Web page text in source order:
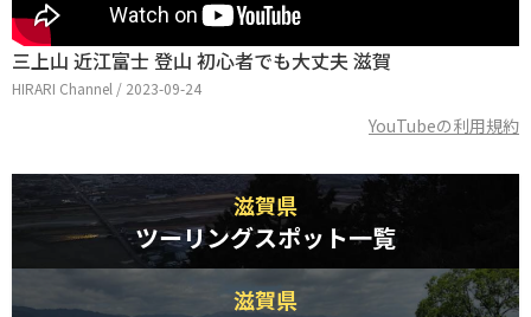
三上山 近江富士 登山 初心者でも大丈夫 滋賀
HIRARI Channel / 2023-09-24
YouTubeの利用規約
滋賀県
ツーリングスポット一覧
滋賀県